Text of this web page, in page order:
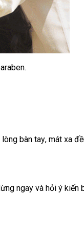
bàn tayở
, mát xa
ngay và hỏi ý kiến